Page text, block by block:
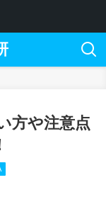
方や注意点